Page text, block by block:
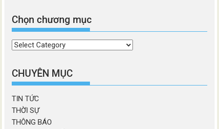
Chọn chương mục
Chọn
mục
CHUYÊN MỤC
TIN TỨC
THỜI SỰ
THÔNG BÁO